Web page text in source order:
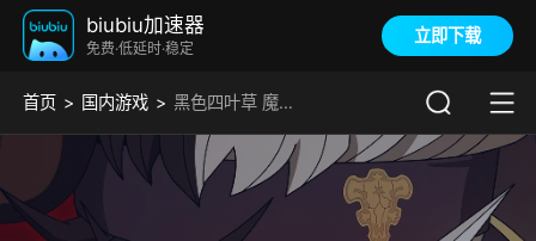
biubiu加速器
免费·低延时·稳定
立即下载
首页 国内游戏 黑色四叶草 魔法帝之道加速器